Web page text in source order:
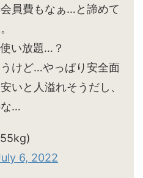
員費もなぁ…と諦めて
い放題…？
けど…やっぱり安全面
いと人溢れそうだし、
な…
6, 2022